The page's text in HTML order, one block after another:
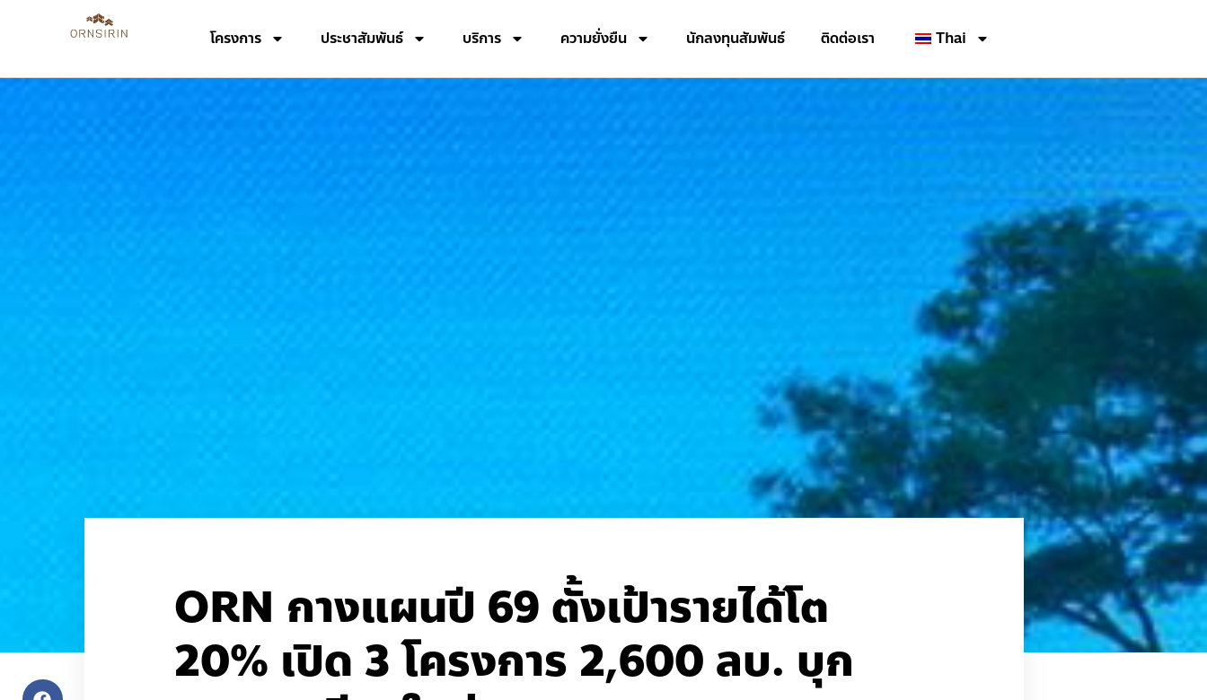
โครงการ ประชาสัมพันธ์ บริการ ความยั่งยืน นักลงทุนสัมพันธ์ ติดต่อเรา Thai
ORN กางแผนปี 69 ตั้งเป้ารายได้โต
20% เปิด 3 โครงการ 2,600 ลบ. บุก